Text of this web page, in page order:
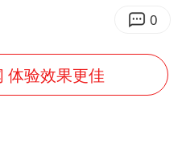
单横滨冠军赛全军覆没
储板块集体大跌
获《歌手2026》歌王
0
体验效果更佳